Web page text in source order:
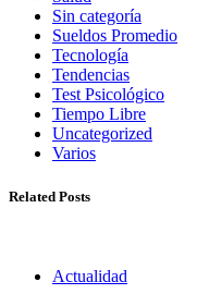
Sin categoría
Sueldos Promedio
Tecnología
Tendencias
Test Psicológico
Tiempo Libre
Uncategorized
Varios
Related Posts
Actualidad